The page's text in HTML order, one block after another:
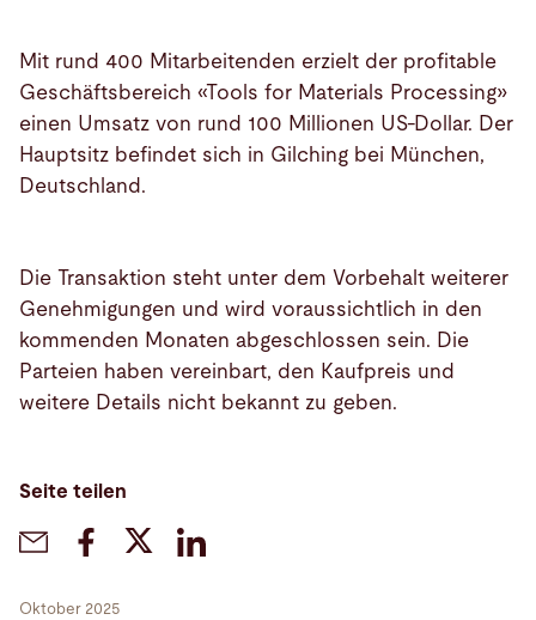
Mit rund 400 Mitarbeitenden erzielt der profitable
Geschäftsbereich «Tools for Materials Processing»
einen Umsatz von rund 100 Millionen US-Dollar. Der
Hauptsitz befindet sich in Gilching bei München,
Deutschland.
Die Transaktion steht unter dem Vorbehalt weiterer
Genehmigungen und wird voraussichtlich in den
kommenden Monaten abgeschlossen sein. Die
Parteien haben vereinbart, den Kaufpreis und
weitere Details nicht bekannt zu geben.
Seite teilen
Oktober 2025